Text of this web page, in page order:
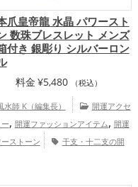
爪皇帝龍 水晶 パワースト
数珠ブレスレット メンズ
付き 銀彫り シルバーロン
料金 ¥5,480 （税込）
水師 K（編集長）
開運アクセ
, 開運ファッションアイテム, 開運
ストーン
干支・十二支の開